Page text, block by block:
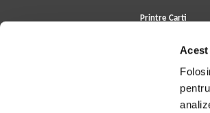
Printre Carti
Cele mai căutate cărți
Blog Printre Carti